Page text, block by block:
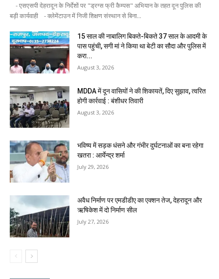
- एसएसपी देहरादून के निर्देशों पर "ड्रग्स फ्री कैम्पस" अभियान के तहत दून पुलिस की
बड़ी कार्यवाही - क्लेमेंटाउन में निजी शिक्षण संस्थान से बिना...
15 साल की नाबालिग बिकते-बिकते 37 साल के आदमी के
पास पहुंची, सगी मां ने किया था बेटी का सौदा और पुलिस में
करा...
August 3, 2026
MDDA में दून वासियों ने की शिकायतें, दिए सुझाव, त्वरित
होगी कार्रवाई : बंशीधर तिवारी
August 3, 2026
भविष्य में सड़क धंसने और गंभीर दुर्घटनाओं का बना रहेगा
खतरा : आर्येन्द्र शर्मा
July 29, 2026
अवैध निर्माण पर एमडीडीए का एक्शन तेज, देहरादून और
ऋषिकेश में दो निर्माण सील
July 27, 2026